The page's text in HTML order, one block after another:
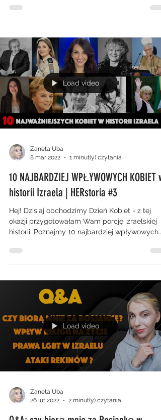
Load video
Zaneta Uba
8 mar 2022
1 minut(y) czytania
10 NAJBARDZIEJ WPŁYWOWYCH KOBIET w
historii Izraela | HERstoria #3
Hej! Dzisiaj obchodzimy Dzień Kobiet - z tej
okazji przygotowałam Wam porcję izraelskiej
historii. Poznajmy 10 najbardziej wpływowych...
Load video
Zaneta Uba
26 lut 2022
2 minut(y) czytania